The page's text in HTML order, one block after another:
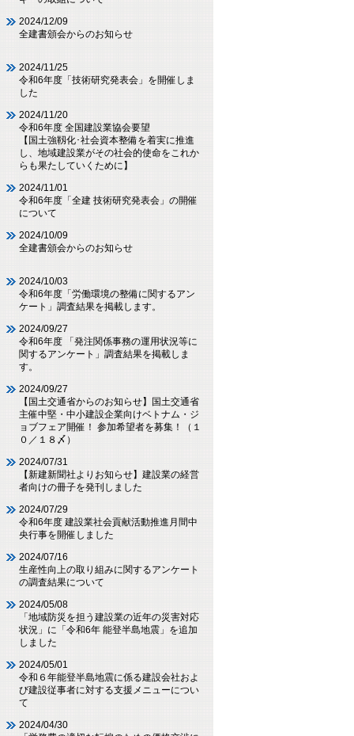
2024/12/09
全建書頒会からのお知らせ
2024/11/25
令和6年度「技術研究発表会」を開催しま
した
2024/11/20
令和6年度 全国建設業協会要望
【国土強靱化･社会資本整備を着実に推進
し、地域建設業がその社会的使命をこれか
らも果たしていくために】
2024/11/01
令和6年度「全建 技術研究発表会」の開催
について
2024/10/09
全建書頒会からのお知らせ
2024/10/03
令和6年度「労働環境の整備に関するアン
ケート」調査結果を掲載します。
2024/09/27
令和6年度 「発注関係事務の運用状況等に
関するアンケート」調査結果を掲載しま
す。
2024/09/27
【国土交通省からのお知らせ】国土交通省
主催中堅・中小建設企業向けベトナム・ジ
ョブフェア開催！ 参加希望者を募集！（１
０／１８〆）
2024/07/31
【新建新聞社よりお知らせ】建設業の経営
者向けの冊子を発刊しました
2024/07/29
令和6年度 建設業社会貢献活動推進月間中
央行事を開催しました
2024/07/16
生産性向上の取り組みに関するアンケート
の調査結果について
2024/05/08
「地域防災を担う建設業の近年の災害対応
状況」に「令和6年 能登半島地震」を追加
しました
2024/05/01
令和６年能登半島地震に係る建設会社およ
び建設従事者に対する支援メニューについ
て
2024/04/30